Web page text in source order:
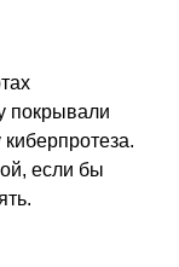
покрывали
если бы